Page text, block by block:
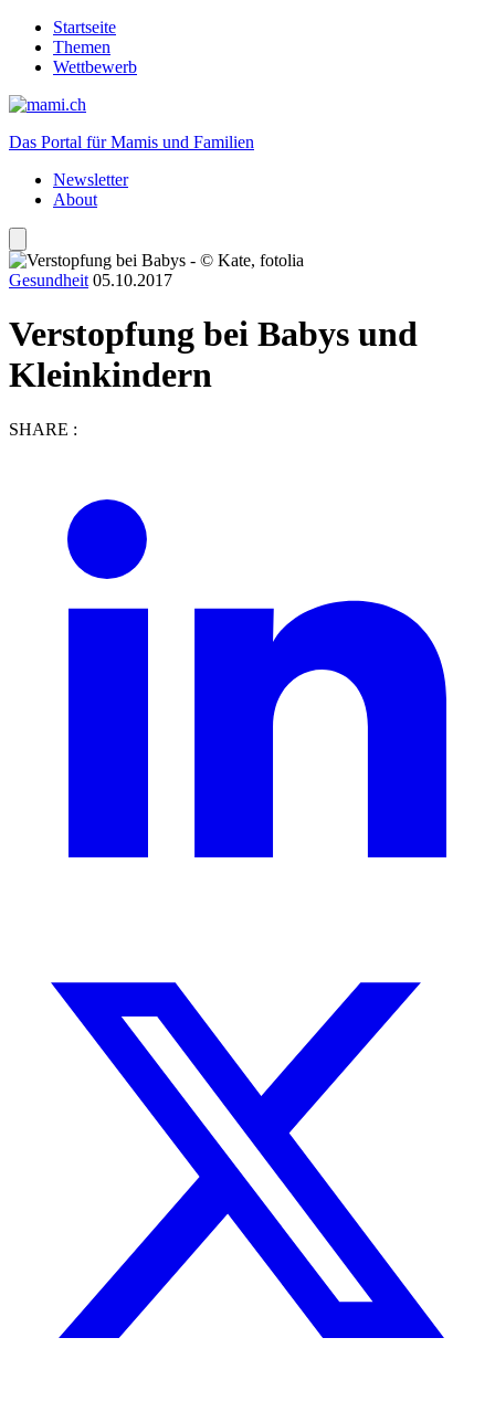
Startseite
Themen
Wettbewerb
Das Portal für Mamis und Familien
Newsletter
About
Gesundheit 05.10.2017
Verstopfung bei Babys und
Kleinkindern
SHARE :